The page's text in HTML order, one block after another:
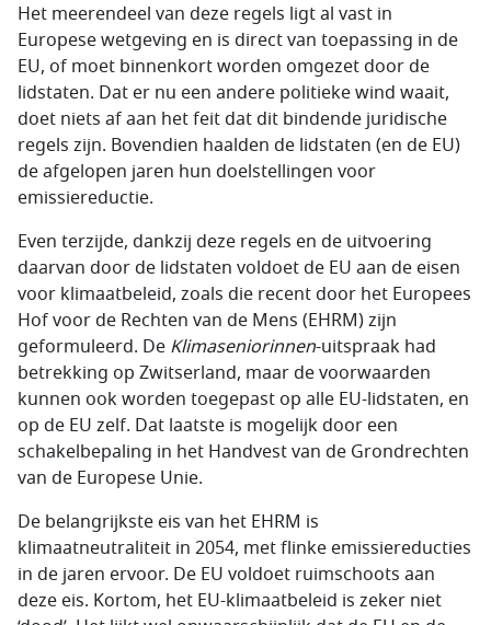
Het meerendeel van deze regels ligt al vast in
Europese wetgeving en is direct van toepassing in de
EU, of moet binnenkort worden omgezet door de
lidstaten. Dat er nu een andere politieke wind waait,
doet niets af aan het feit dat dit bindende juridische
regels zijn. Bovendien haalden de lidstaten (en de EU)
de afgelopen jaren hun doelstellingen voor
emissiereductie.
Even terzijde, dankzij deze regels en de uitvoering
daarvan door de lidstaten voldoet de EU aan de eisen
voor klimaatbeleid, zoals die recent door het Europees
Hof voor de Rechten van de Mens (EHRM) zijn
geformuleerd. De Klimaseniorinnen-uitspraak had
betrekking op Zwitserland, maar de voorwaarden
kunnen ook worden toegepast op alle EU-lidstaten, en
op de EU zelf. Dat laatste is mogelijk door een
schakelbepaling in het Handvest van de Grondrechten
van de Europese Unie.
De belangrijkste eis van het EHRM is
klimaatneutraliteit in 2054, met flinke emissiereducties
in de jaren ervoor. De EU voldoet ruimschoots aan
deze eis. Kortom, het EU-klimaatbeleid is zeker niet